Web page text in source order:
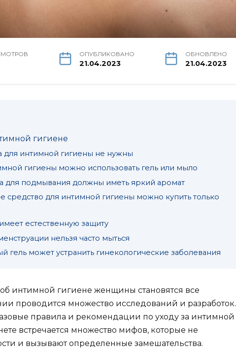
ОПУБЛИКОВАНО
21.04.2023
ОБНОВЛЕНО
21.04.2023
гигиене
интимной гигиены не нужны
гигиены можно использовать гель или мыло
подмывания должны иметь яркий аромат
средство для интимной гигиены можно купить только
естественную защиту
нельзя часто мыться
может устранить гинекологические заболевания
интимной гигиене женщины становятся все
проводится множество исследований и разработок.
правила и рекомендации по уходу за интимной
встречается множество мифов, которые не
и вызывают определенные замешательства.